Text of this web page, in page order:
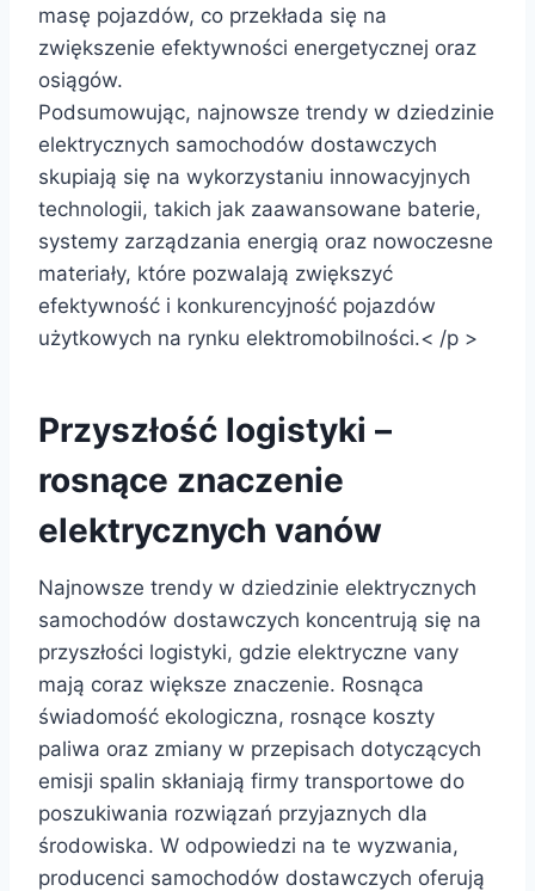
masę pojazdów, co przekłada się na
zwiększenie efektywności energetycznej oraz
osiągów.
Podsumowując, najnowsze trendy w dziedzinie
elektrycznych samochodów dostawczych
skupiają się na wykorzystaniu innowacyjnych
technologii, takich jak zaawansowane baterie,
systemy zarządzania energią oraz nowoczesne
materiały, które pozwalają zwiększyć
efektywność i konkurencyjność pojazdów
użytkowych na rynku elektromobilności.< /p >
Przyszłość logistyki –
rosnące znaczenie
elektrycznych vanów
Najnowsze trendy w dziedzinie elektrycznych
samochodów dostawczych koncentrują się na
przyszłości logistyki, gdzie elektryczne vany
mają coraz większe znaczenie. Rosnąca
świadomość ekologiczna, rosnące koszty
paliwa oraz zmiany w przepisach dotyczących
emisji spalin skłaniają firmy transportowe do
poszukiwania rozwiązań przyjaznych dla
środowiska. W odpowiedzi na te wyzwania,
producenci samochodów dostawczych oferują